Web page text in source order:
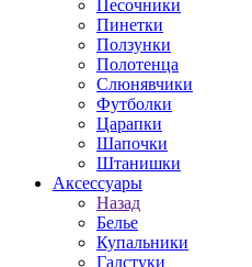
Песочники
Пинетки
Ползунки
Полотенца
Слюнявчики
Футболки
Царапки
Шапочки
Штанишки
Аксессуары
Назад
Белье
Купальники
Галстуки